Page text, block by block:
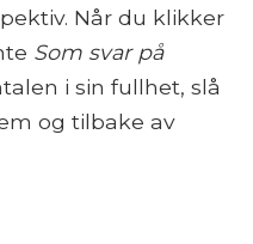
Når du klikker
Som svar på
i sin fullhet, slå
og tilbake av